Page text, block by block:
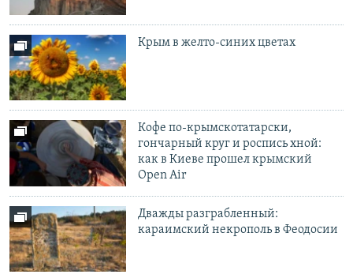
Крым в желто-синих цветах
Кофе по-крымскотатарски,
гончарный круг и роспись хной:
как в Киеве прошел крымский
Open Air
Дважды разграбленный:
караимский некрополь в Феодосии